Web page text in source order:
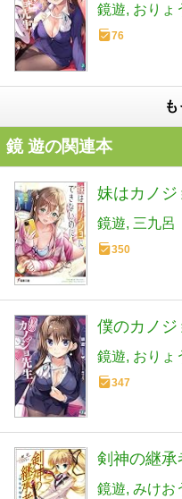
鏡遊 おりょ
76
鏡 遊の関連本
妹はカノジ
鏡遊 三九呂
350
僕のカノジ
鏡遊 おりょ
347
剣神の継承
鏡遊 みけお